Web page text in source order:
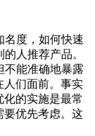
名度，如何快速
人推荐产品。
不能准确地暴露
人们面前。事实
化的实施是最常
要优先考虑。这